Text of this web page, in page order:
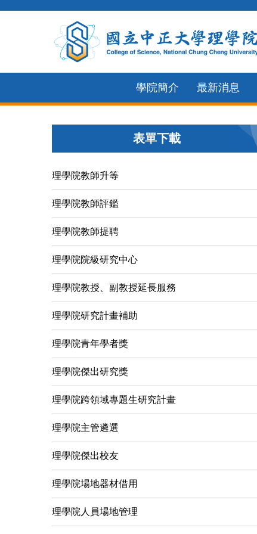
區
學院簡介 最新消息
表單下載
理學院教師升等
理學院教師評鑑
理學院教師提聘
理學院院級研究中心
理學院教授、副教授延長服務
理學院研究計畫補助
理學院青年學者獎
理學院傑出研究獎
理學院跨領域專題生研究計畫
理學院主管遴選
理學院傑出校友
理學院場地器材借用
理學院人員場地管理